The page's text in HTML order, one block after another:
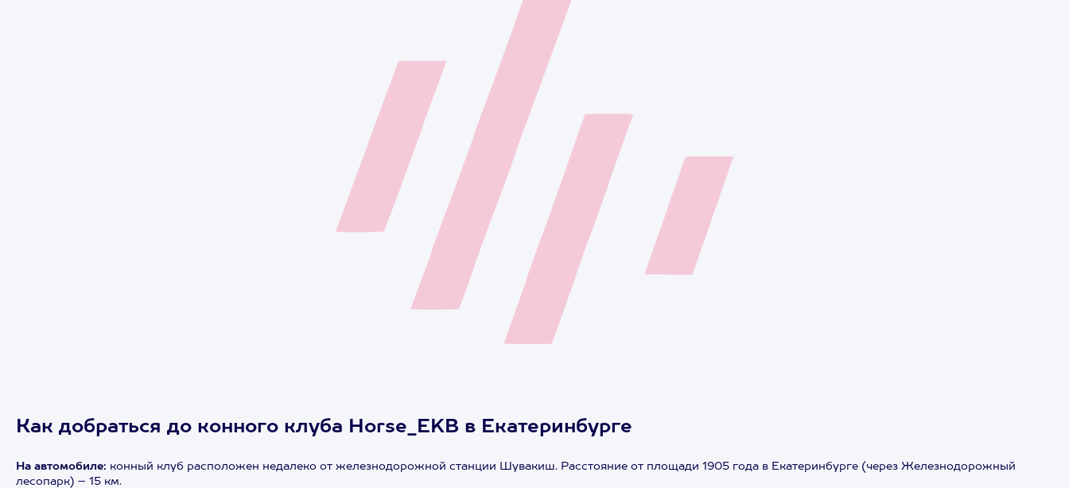
Как добраться до конного клуба Horse_EKB в Екатеринбурге
На автомобиле: конный клуб расположен недалеко от железнодорожной станции Шувакиш. Расстояние от площади 1905 года в Екатеринбурге (через Железнодорожный
лесопарк) – 15 км.